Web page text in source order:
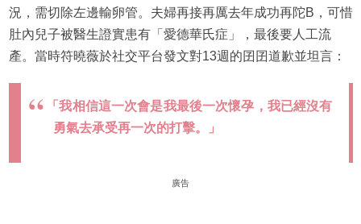
況，需切除左邊輸卵管。夫婦再接再厲去年成功再陀B，可惜
肚內兒子被醫生證實患有「愛德華氏症」，最後要人工流
產。當時符曉薇於社交平台發文對13週的囝囝道歉並坦言：
「我相信這一次會是我最後一次懷孕，我已經沒有
勇氣去承受再一次的打擊。」
廣告